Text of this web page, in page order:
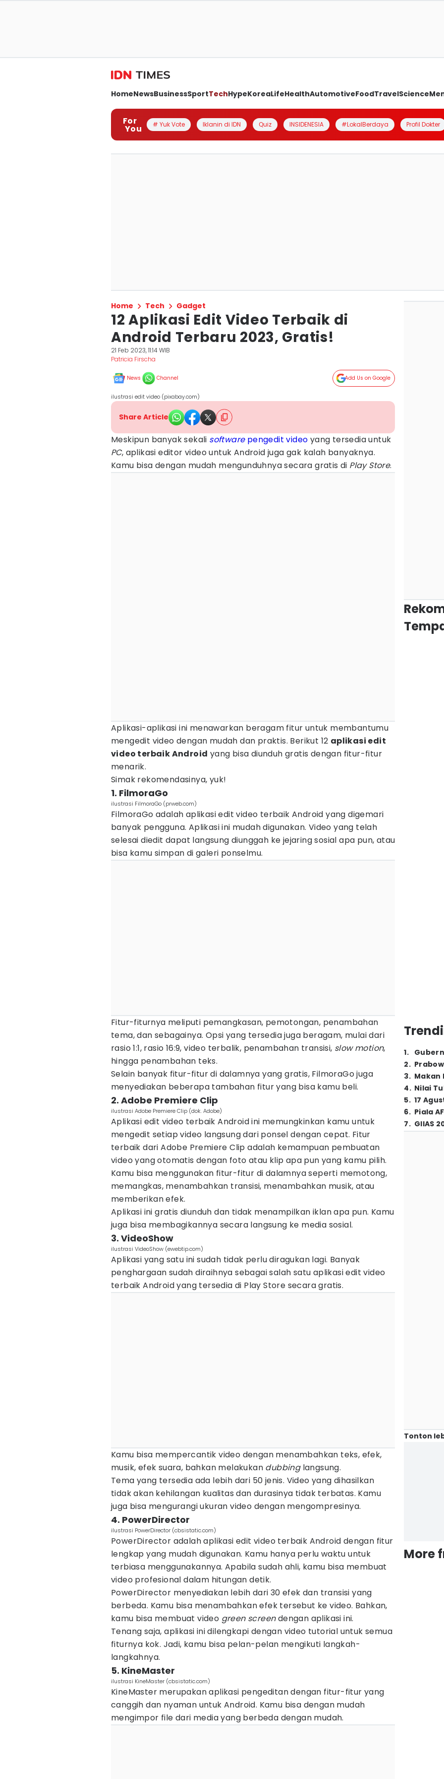
HomeNewsBusinessSportTechHypeKoreaLifeHealthAutomotiveFoodTravelScience
For
You # Yuk Vote Iklanin di IDN Quiz INSIDENESIA #LokalBerdaya Profil Dokter
Home Tech Gadget
12 Aplikasi Edit Video Terbaik di
Android Terbaru 2023, Gratis!
21 Feb 2023, 11:14 WIB
Patricia Firscha
News Channel Add Us on Google
ilustrasi edit video (pixabay.com)
Share Article
Meskipun banyak sekali softwarepengedit video yang tersedia untuk
PC, aplikasi editor video untuk Android juga gak kalah banyaknya.
Kamu bisa dengan mudah mengunduhnya secara gratis di Play Store.
Aplikasi-aplikasi ini menawarkan beragam fitur untuk membantumu
mengedit video dengan mudah dan praktis. Berikut 12 aplikasi edit
video terbaik Android yang bisa diunduh gratis dengan fitur-fitur
menarik.
Simak rekomendasinya, yuk!
1. FilmoraGo
ilustrasi FilmoraGo (prweb.com)
FilmoraGo adalah aplikasi edit video terbaik Android yang digemari
banyak pengguna. Aplikasi ini mudah digunakan. Video yang telah
selesai diedit dapat langsung diunggah ke jejaring sosial apa pun, atau
bisa kamu simpan di galeri ponselmu.
Fitur-fiturnya meliputi pemangkasan, pemotongan, penambahan
tema, dan sebagainya. Opsi yang tersedia juga beragam, mulai dari
rasio 1:1, rasio 16:9, video terbalik, penambahan transisi, slow motion,
hingga penambahan teks.
Selain banyak fitur-fitur di dalamnya yang gratis, FilmoraGo juga
menyediakan beberapa tambahan fitur yang bisa kamu beli.
2. Adobe Premiere Clip
ilustrasi Adobe Premiere Clip (dok. Adobe)
Aplikasi edit video terbaik Android ini memungkinkan kamu untuk
mengedit setiap video langsung dari ponsel dengan cepat. Fitur
terbaik dari Adobe Premiere Clip adalah kemampuan pembuatan
video yang otomatis dengan foto atau klip apa pun yang kamu pilih.
Kamu bisa menggunakan fitur-fitur di dalamnya seperti memotong,
memangkas, menambahkan transisi, menambahkan musik, atau
memberikan efek.
Aplikasi ini gratis diunduh dan tidak menampilkan iklan apa pun. Kamu
juga bisa membagikannya secara langsung ke media sosial.
3. VideoShow
ilustrasi VideoShow (ewebtip.com)
Aplikasi yang satu ini sudah tidak perlu diragukan lagi. Banyak
penghargaan sudah diraihnya sebagai salah satu aplikasi edit video
terbaik Android yang tersedia di Play Store secara gratis.
Kamu bisa mempercantik video dengan menambahkan teks, efek,
musik, efek suara, bahkan melakukan dubbinglangsung.
Tema yang tersedia ada lebih dari 50 jenis. Video yang dihasilkan
tidak akan kehilangan kualitas dan durasinya tidak terbatas. Kamu
juga bisa mengurangi ukuran video dengan mengompresinya.
4. PowerDirector
ilustrasi PowerDirector (cbsistatic.com)
PowerDirector adalah aplikasi edit video terbaik Android dengan fitur
lengkap yang mudah digunakan. Kamu hanya perlu waktu untuk
terbiasa menggunakannya. Apabila sudah ahli, kamu bisa membuat
video profesional dalam hitungan detik.
PowerDirector menyediakan lebih dari 30 efek dan transisi yang
berbeda. Kamu bisa menambahkan efek tersebut ke video. Bahkan,
kamu bisa membuat video green screendengan aplikasi ini.
Tenang saja, aplikasi ini dilengkapi dengan video tutorial untuk semua
fiturnya kok. Jadi, kamu bisa pelan-pelan mengikuti langkah-
langkahnya.
5. KineMaster
ilustrasi KineMaster (cbsistatic.com)
KineMaster merupakan aplikasi pengeditan dengan fitur-fitur yang
canggih dan nyaman untuk Android. Kamu bisa dengan mudah
mengimpor file dari media yang berbeda dengan mudah.
1.
2.
3. Makan
4. Nilai
5. 17
6. Piala
7. GIIAS
Tonton
More